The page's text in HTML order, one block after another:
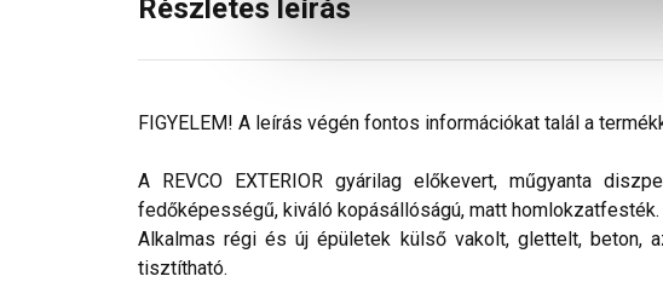
Részletes leírás
FIGYELEM! A leírás végén fontos információkat talál a
A REVCO EXTERIOR gyárilag előkevert, műgyanta
fedőképességű, kiváló kopásállóságú, matt homlokzatfesték.
Alkalmas régi és új épületek külső vakolt, glettelt, beton,
tisztítható.